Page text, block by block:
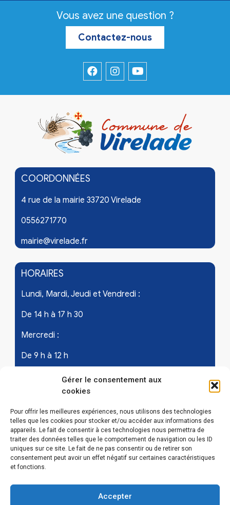
Gérer le consentement aux
cookies
Pour offrir les meilleures expériences, nous utilisons des technologies
telles que les cookies pour stocker et/ou accéder aux informations des
appareils. Le fait de consentir à ces technologies nous permettra de
traiter des données telles que le comportement de navigation ou les ID
uniques sur ce site. Le fait de ne pas consentir ou de retirer son
consentement peut avoir un effet négatif sur certaines caractéristiques
et fonctions.
Accepter
Vous avez une question ?
Contactez-nous
COORDONNÉES
4 rue de la mairie 33720 Virelade
0556271770
mairie@virelade.fr
HORAIRES
Lundi, Mardi, Jeudi et Vendredi :
De 14 h à 17 h 30
Mercredi :
De 9 h à 12 h
Samedi - les 1er et 3ème de chaque mois :
De 9 h à 12 h
LIENS UTILES
Mentions légales
Politique de confidentialité